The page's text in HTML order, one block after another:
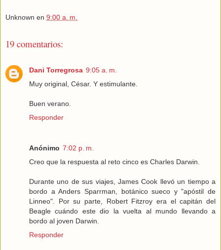
Unknown en 9:00 a. m.
19 comentarios:
Dani Torregrosa 9:05 a. m.
Muy original, César. Y estimulante.
Buen verano.
Responder
Anónimo 7:02 p. m.
Creo que la respuesta al reto cinco es Charles Darwin.
Durante uno de sus viajes, James Cook llevó un tiempo a
bordo a Anders Sparrman, botánico sueco y "apóstil de
Linneo". Por su parte, Robert Fitzroy era el capitán del
Beagle cuándo este dio la vuelta al mundo llevando a
bordo al joven Darwin.
Responder